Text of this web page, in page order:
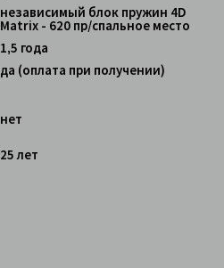
независимый блок пружин 4D
Matrix - 620 пр/спальное место
1,5 года
да (оплата при получении)
нет
25 лет